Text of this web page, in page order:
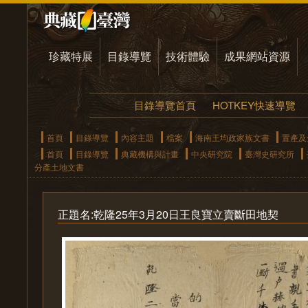
珍藏特展 目錄導覽 技術體驗 成果網站資源
目錄導覽首頁 HOTKEY快速導覽
首頁 目錄導覽 內容主題 檔案 海南王均政家族文書
置產
首頁
目錄導覽 典藏機構與計畫 中央研究院 臺灣史研究所
分產土地文書
正題名:乾隆25年3月20日王良寶立賣斷田地契